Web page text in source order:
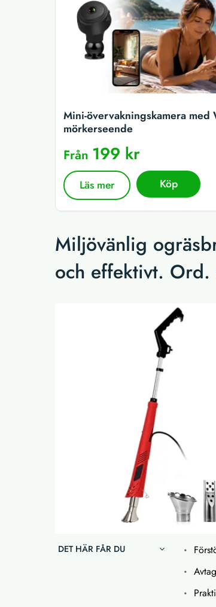
Mini-övervakningskamera med
mörkerseende
Från 199 kr
Läs mer Köp
Miljövänlig
och effektivt.
DET HÄR FÅR DU